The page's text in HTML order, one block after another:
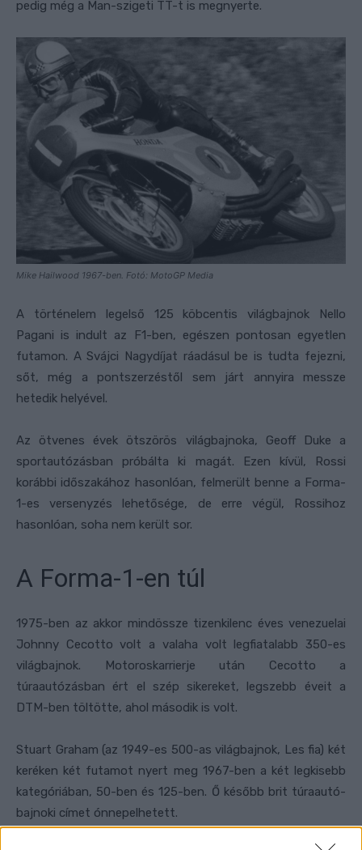
pedig még a Man-szigeti TT-t is megnyerte.
Mike Hailwood 1967-ben. Fotó: MotoGP Media
A történelem legelső 125 köbcentis világbajnok Nello
Pagani is indult az F1-ben, egészen pontosan egyetlen
futamon. A Svájci Nagydíjat ráadásul be is tudta fejezni,
sőt, még a pontszerzéstől sem járt annyira messze
hetedik helyével.
Az ötvenes évek ötszörös világbajnoka, Geoff Duke a
sportautózásban próbálta ki magát. Ezen kívül, Rossi
korábbi időszakához hasonlóan, felmerült benne a Forma-
1-es versenyzés lehetősége, de erre végül, Rossihoz
hasonlóan, soha nem került sor.
A Forma-1-en túl
1975-ben az akkor mindössze tizenkilenc éves venezuelai
Johnny Cecotto volt a valaha volt legfiatalabb 350-es
világbajnok. Motoroskarrierje után Cecotto a
túraautózásban ért el szép sikereket, legszebb éveit a
DTM-ben töltötte, ahol második is volt.
Stuart Graham (az 1949-es 500-as világbajnok, Les fia) két
keréken két futamot nyert meg 1967-ben a két legkisebb
kategóriában, 50-ben és 125-ben. Ő később brit túraautó-
bajnoki címet ónnepelhetett.